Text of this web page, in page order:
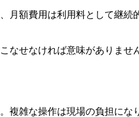
月額費用は利用料として継続
せなければ意味がありま
複雑な操作は現場の負担にな